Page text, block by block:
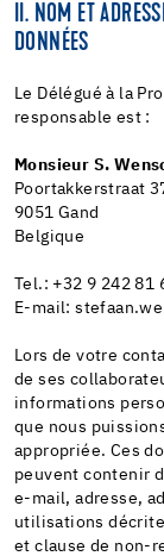
II. NOM ET
DONNÉES
Le Délégué à la
responsable est :
Monsieur S.
Poortakkerstraat
9051 Gand
Belgique
Tel.: +32 9 242 81
E-mail:
Lors de votre
de ses
informations
que nous
appropriée. Ces
peuvent contenir
e-mail, adresse,
utilisations
et clause de non-